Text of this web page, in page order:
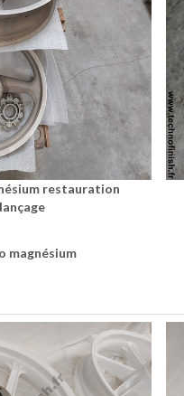
restauration
magnésium